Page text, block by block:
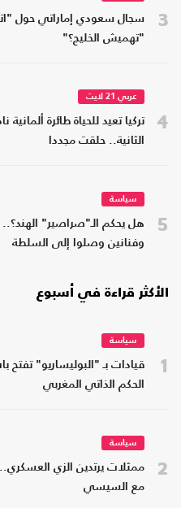
3
سجال سعودي إماراتي حول
"تهميش الخليج؟"
4
عربي 21 لايت
تركيا تعيد للحياة طائرة ألمانية
الثانية.. حلقت مجددا
5
سياسة
هل يحكم الـ"صراصير"
وفنانين وصلوا إلى السلطة
الأكثر قراءة في أسبوع
1
سياسة
قيادات بـ "البوليساريو" تفتح
الحكم الذاتي المغربي
2
سياسة
ممثلات يرتدين الزي
مع السيسي